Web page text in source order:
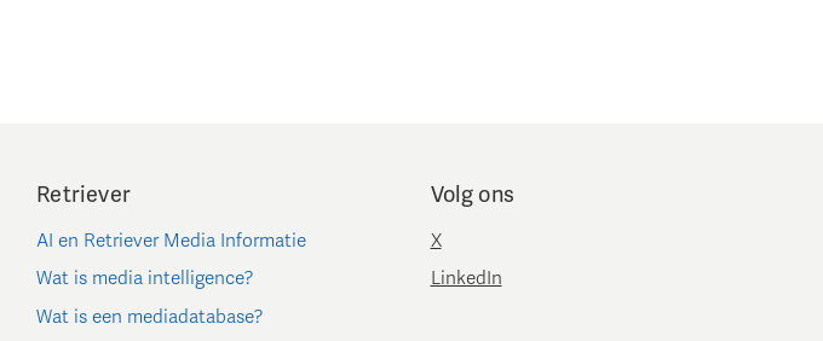
Retriever
AI en Retriever Media Informatie
Wat is media intelligence?
Wat is een mediadatabase?
Volg ons
X
LinkedIn